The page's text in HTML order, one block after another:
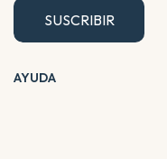
AYUDA
SUSCRIBIR